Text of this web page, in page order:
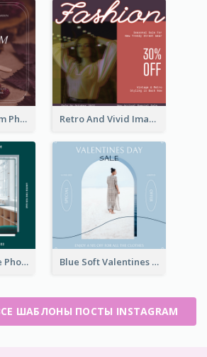
Purple Ice Cream Photo Dessert Sale Instagram Post Retro And Vivid Image Instagram Post Design Idea
Green Furniture Photo Furniture Sale Instagram Post Blue Soft Valentines Day Limited Sale Instagram Post
ШАБЛОНЫ ПОСТЫ INSTAGRAM